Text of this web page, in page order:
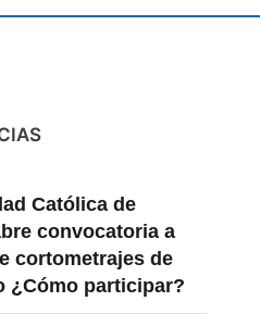
Católica de
convocatoria a
cortometrajes de
¿Cómo participar?